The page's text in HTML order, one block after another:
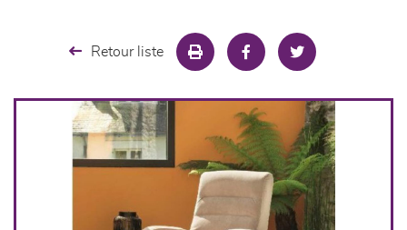
décoration
Retour liste